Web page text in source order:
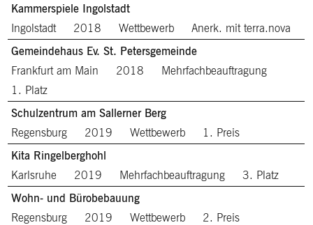
Kammerspiele Ingolstadt
Ingolstadt
2018 Wettbewerb
Anerk. mit terra.nova
Gemeindehaus Ev. St. Petersgemeinde
Frankfurt am Main
2018
Mehrfachbeauftragung
1. Platz
Schulzentrum am Sallerner Berg
Regensburg
2019 Wettbewerb
1. Preis
Kita Ringelberghohl
Karlsruhe
2019 Mehrfachbeauftragung
3. Platz
Wohn- und Bürobebauung
Regensburg
2019 Wettbewerb
2. Preis